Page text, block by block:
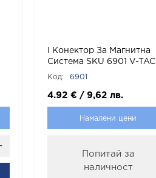
I Конектор За Магнитна
Система SKU 6901 V-TAC
Код: 6901
4.92 € / 9,62 лв.
Намалени цени
Попитай за
наличност